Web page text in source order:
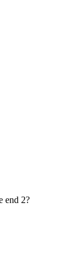
end 2?